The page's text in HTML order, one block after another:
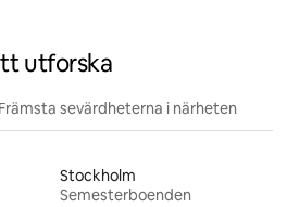
utforska
Främsta sevärdheterna i närheten
Stockholm
Semesterboenden